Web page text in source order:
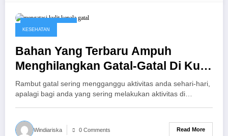
KESEHATAN
Bahan Yang Terbaru Ampuh
Menghilangkan Gatal-Gatal Di Kulit
Kepala
Rambut gatal sering mengganggu aktivitas anda sehari-hari,
apalagi bagi anda yang sering melakukan aktivitas di…
Windiariska 0 Comments Read More